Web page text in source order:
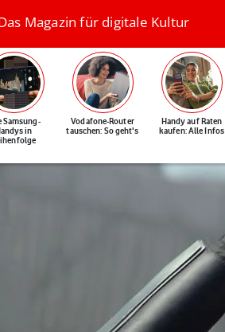
Magazin für digitale Kultur
Samsung-
in
Vodafone-Router
tauschen: So geht's
Handy auf Raten
kaufen: Alle Infos